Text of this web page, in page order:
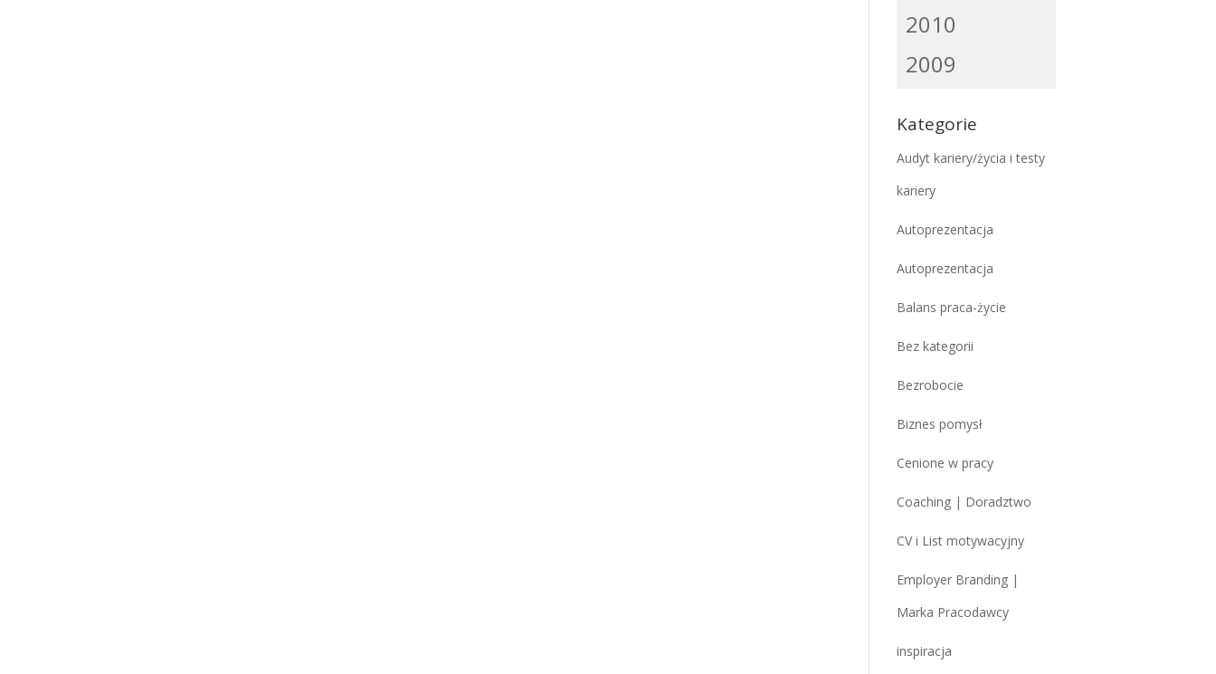
2010
2009
Kategorie
Audyt kariery/życia i testy
kariery
Autoprezentacja
Autoprezentacja
Balans praca-życie
Bez kategorii
Bezrobocie
Biznes pomysł
Cenione w pracy
Coaching | Doradztwo
CV i List motywacyjny
Employer Branding |
Marka Pracodawcy
inspiracja